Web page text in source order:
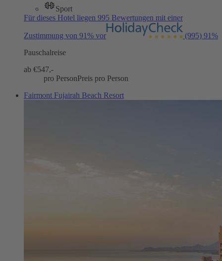
Sport
Für dieses Hotel liegen 995 Bewertungen mit einer
Zustimmung von 91% vor (995) 91%
Pauschalreise
ab €547,-
pro PersonPreis pro Person
Fairmont Fujairah Beach Resort